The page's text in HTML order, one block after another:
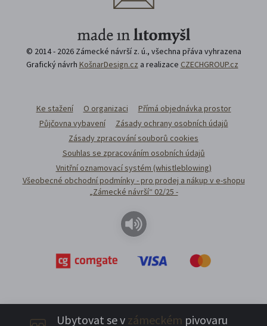
Ubytovat se v zámeckém pivovaru
© 2014 - 2026 Zámecké návrší z. ú., všechna přáva vyhrazena
Grafický návrh KošnarDesign.cz a realizace CZECHGROUP.cz
Ke stažení O organizaci
Přímá objednávka prostor
Půjčovna vybavení
Zásady ochrany osobních údajů
Zásady zpracování souborů cookies
Souhlas se zpracováním osobních údajů
Vnitřní oznamovací systém (whistleblowing)
Všeobecné obchodní podmínky - pro prodej a nákup v e-shopu
„Zámecké návrší“ 02/25 -